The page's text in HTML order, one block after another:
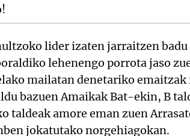
lider izaten jarraitzen
lehenengo porrota jaso
mailatan denetariko
bazuen Amaikak Bat-ekin, B
taldeak amore eman zuen
jokatutako norgehiagokan.